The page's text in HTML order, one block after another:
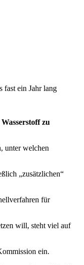
fast ein Jahr lang
zu
unter welchen
„zusätzlichen“
für
will, steht viel auf
ein.